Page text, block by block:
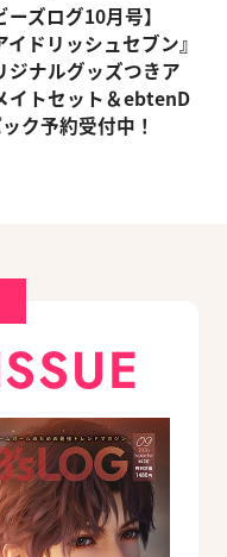
ーズログ10月号】
イドリッシュセブン』
ジナルグッズつきア
イトセット＆ebtenD
ク予約受付中！